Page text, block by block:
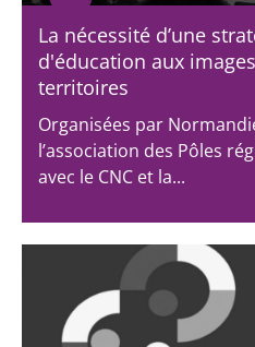
La nécessité d’une
d'éducation aux
territoires
Organisées par
l’association des Pôles
avec le CNC et la...